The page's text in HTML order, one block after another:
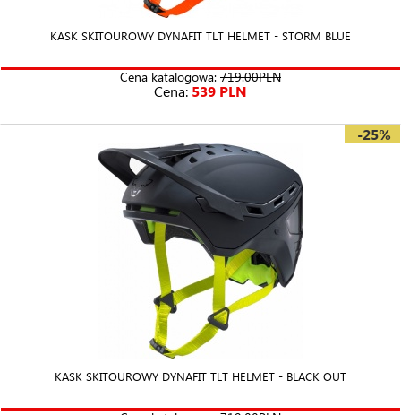
KASK SKITOUROWY DYNAFIT TLT HELMET - STORM BLUE
Cena katalogowa: 719.00PLN
Cena: 539 PLN
-25%
KASK SKITOUROWY DYNAFIT TLT HELMET - BLACK OUT